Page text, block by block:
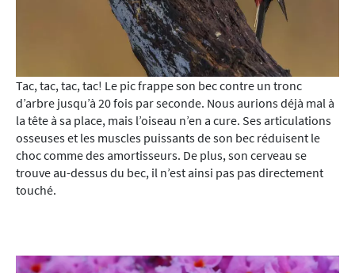
Tac, tac, tac, tac! Le pic frappe son bec contre un tronc
d’arbre jusqu’à 20 fois par seconde. Nous aurions déjà mal à
la tête à sa place, mais l’oiseau n’en a cure. Ses articulations
osseuses et les muscles puissants de son bec réduisent le
choc comme des amortisseurs. De plus, son cerveau se
trouve au-dessus du bec, il n’est ainsi pas pas directement
touché.